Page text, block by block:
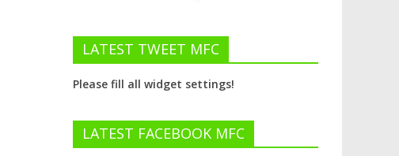
LATEST TWEET MFC
Please fill all widget settings!
LATEST FACEBOOK MFC